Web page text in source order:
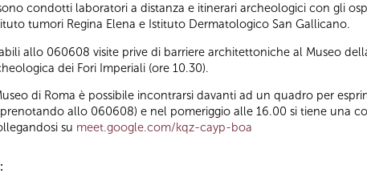
condotti laboratori a distanza e itinerari archeologici con gli
tumori Regina Elena e Istituto Dermatologico San Gallicano.
allo 060608 visite prive di barriere architettoniche al Museo
dei Fori Imperiali (ore 10.30).
di Roma è possibile incontrarsi davanti ad un quadro per
allo 060608) e nel pomeriggio alle 16.00 si tiene una
su meet.google.com/kqz-cayp-boa